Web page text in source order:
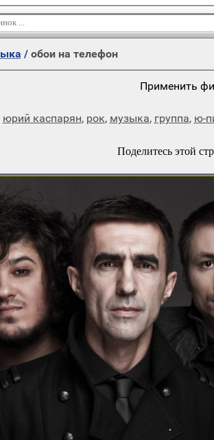
/ обои на телефон
Применить
юрий каспарян, рок, музыка, группа, ю-